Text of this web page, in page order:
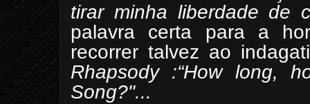
tirar minha liberdade de
palavra certa para a
recorrer talvez ao
Rhapsody :“How long,
Song?"...